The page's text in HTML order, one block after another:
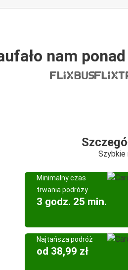
nam
Szybkie
Minimalny czas
trwania podróży
3 godz. 25 min.
Najtańsza podróż
od 38,99 zł